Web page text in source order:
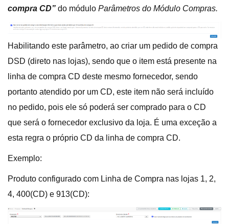
compra CD” do módulo Parâmetros do Módulo Compras.
Habilitando este parâmetro, ao criar um pedido de compra
DSD (direto nas lojas), sendo que o item está presente na
linha de compra CD deste mesmo fornecedor, sendo
portanto atendido por um CD, este item não será incluído
no pedido, pois ele só poderá ser comprado para o CD
que será o fornecedor exclusivo da loja. É uma exceção a
esta regra o próprio CD da linha de compra CD.
Exemplo:
Produto configurado com Linha de Compra nas lojas 1, 2,
4, 400(CD) e 913(CD):